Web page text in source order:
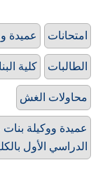
عميدة امتحانات
كلية الطالبات
محاولات الغش
عميدة ووكيلة
الدراسي الأول